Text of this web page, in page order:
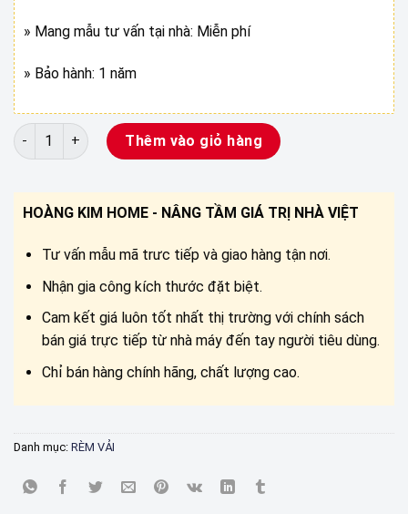
» Mang mẫu tư vấn tại nhà: Miễn phí
» Bảo hành: 1 năm
RÈM VẢI MÀU GHI XÁM ĐẸP CK số lượng
Thêm vào giỏ hàng
HOÀNG KIM HOME - NÂNG TẦM GIÁ TRỊ NHÀ VIỆT
Tư vấn mẫu mã trưc tiếp và giao hàng tận nơi.
Nhận gia công kích thước đặt biệt.
Cam kết giá luôn tốt nhất thị trường với chính sách
bán giá trực tiếp từ nhà máy đến tay người tiêu dùng.
Chỉ bán hàng chính hãng, chất lượng cao.
Danh mục: RÈM VẢI